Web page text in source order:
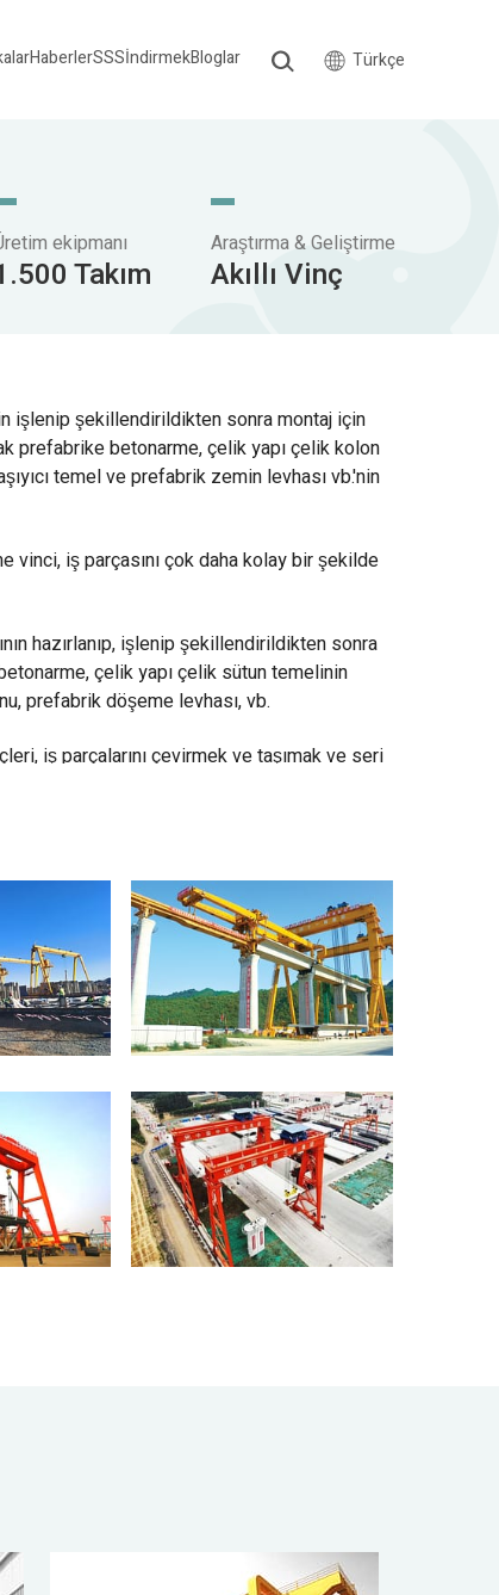
HaberlerSSSİndirmekBloglar Türkçe
ekipmanı
Takım
Araştırma & Geliştirme
Akıllı Vinç
işlenip şekillendirildikten sonra montaj için
prefabrike betonarme, çelik yapı çelik kolon
temel ve prefabrik zemin levhası vb.'nin
vinci, iş parçasını çok daha kolay bir şekilde
hazırlanıp, işlenip şekillendirildikten sonra
çelik yapı çelik sütun temelinin
prefabrik döşeme levhası, vb.
iş parçalarını çevirmek ve taşımak ve seri